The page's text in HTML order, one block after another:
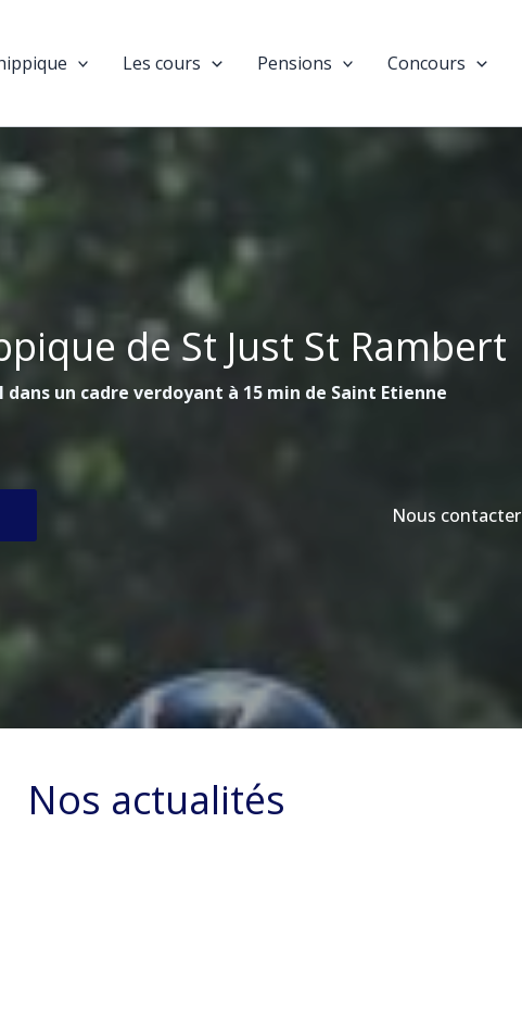
Les cours Pensions Concours
de St Just St Rambert
un cadre verdoyant à 15 min de Saint Etienne
Nous contacter
Nos actualités